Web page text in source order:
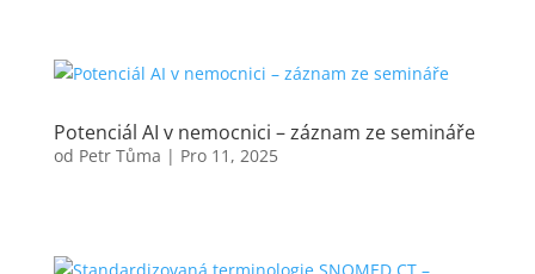
Potenciál AI v nemocnici – záznam ze semináře
od Petr Tůma | Pro 11, 2025